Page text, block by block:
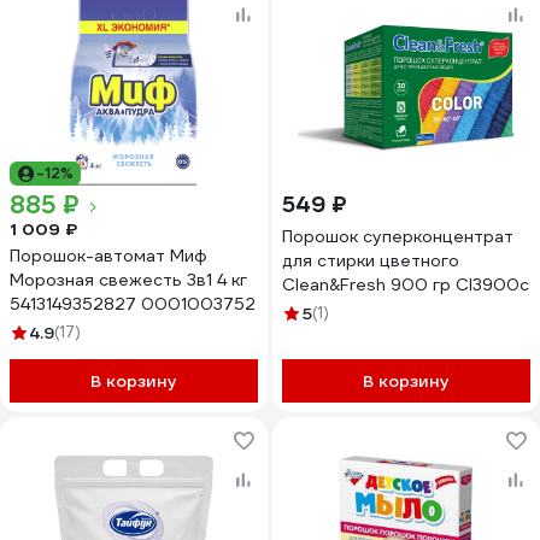
-12%
885 ₽
1 009 ₽
Порошок-автомат Миф
Морозная свежесть 3в1 4 кг
5413149352827 0001003752
4.9(17)
В корзину
549 ₽
Порошок суперконцентрат
для стирки цветного
Clean&Fresh 900 гр Cl3900c
5(1)
В корзину